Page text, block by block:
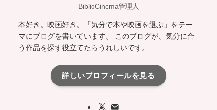
BiblioCinema管理人
本好き。映画好き。「気分で本や映画を選ぶ」をテー
マにブログを書いています。 このブログが、気分に合
う作品を探す役立てたらうれしいです。
詳しいプロフィールを見る